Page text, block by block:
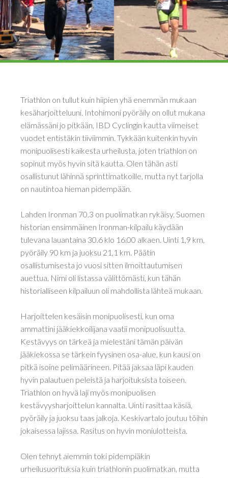
Triathlon on tullut kuin hiipien yhä enemmän mukaan
kesäharjoitteluuni. Intohimoni pyöräily on ollut mukana
elämässäni jo pitkään, IBD Cyclingin kautta viimeiset
vuodet entistäkin tiiviimmin. Tykkään kuitenkin hyvin
monipuolisesti kaikesta urheilusta, joten triathlon on
sopinut myös hyvin sitä kautta. Olen tähän asti
osallistunut lähinnä sprinttimatkoille, mutta nyt tarjolla
on nautintoa hieman pidempään.
Lahden Ironman 70.3 on puolimatkan rykäisy. Suomen
historian ensimmäinen Ironman-kilpailu käydään
tulevana lauantaina 30.6 klo 16.00 alkaen. Uinti 1,9 km,
pyöräily 90 km ja juoksu 21,1 km. Päätin
osallistumisesta jo vuosi sitten ilmoittautumisen
auettua. Nimi oli listassa välittömästi, kun tähän
historialliseen kilpailuun oli mahdollista lähteä mukaan.
Harjoittelen kesäisin monipuolisesti, kun oma
ammattini jääkiekkoilijana vaatii monipuolisuutta.
Kestävyys on tärkeä ja mielestäni tämän päivän
jääkiekossa se tärkein fyysinen osa-alue, kun kausi on
pitkä isoine pelimäärineen. Pitää jaksaa läpi kauden
hyvin palautuen peleistä ja harjoituksista toiseen.
Triathlon on hyvä laji myös monipuolisen
kestävyysharjoittelun kannalta. Uinti rasittaa käsiä,
pyöräily ja juoksu taas jalkoja. Keskivartalo joutuu töihin
jokaisessa lajissa. Rasitus on hyvin moniulotteista.
Olen tehnyt aiemmin toki pidempiäkin
urheilusuorituksia kuin triathlonin puolimatkan, mutta